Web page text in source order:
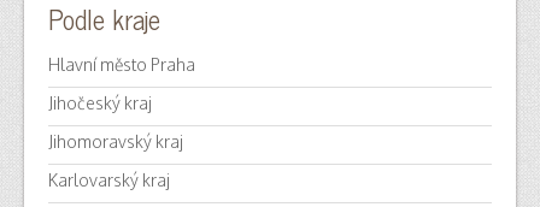
Podle kraje
Hlavní město Praha
Jihočeský kraj
Jihomoravský kraj
Karlovarský kraj